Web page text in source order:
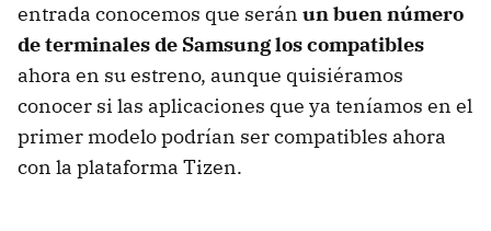
entrada conocemos que serán un buen número
de terminales de Samsung los compatibles
ahora en su estreno, aunque quisiéramos
conocer si las aplicaciones que ya teníamos en el
primer modelo podrían ser compatibles ahora
con la plataforma Tizen.